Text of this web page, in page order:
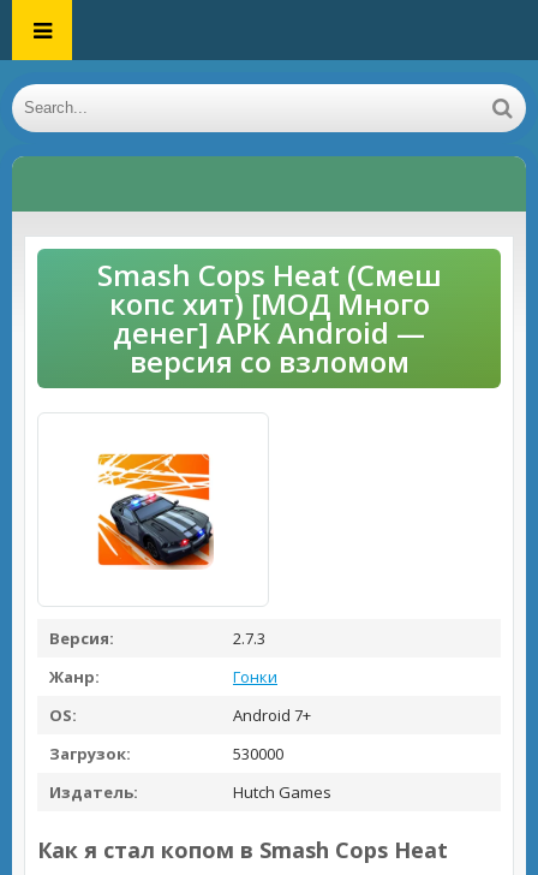
Smash Cops Heat (Смеш
копс хит) [МОД Много
денег] APK Android —
версия со взломом
Версия:
2.7.3
Жанр:
Гонки
OS:
Android 7+
Загрузок:
530000
Издатель:
Hutch Games
Как я стал копом в Smash Cops Heat